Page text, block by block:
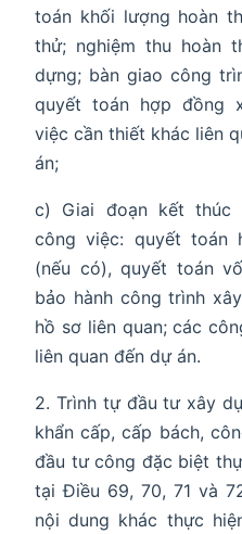
toán khối lượng hoàn
thử; nghiệm thu hoàn
dựng; bàn giao công
quyết toán hợp đồng
việc cần thiết khác liên
án;
c) Giai đoạn kết thúc
công việc: quyết toán
(nếu có), quyết toán
bảo hành công trình
hồ sơ liên quan; các
liên quan đến dự án.
2. Trình tự đầu tư xây
khẩn cấp, cấp bách,
đầu tư công đặc biệt
tại Điều 69, 70, 71 và
nội dung khác thực